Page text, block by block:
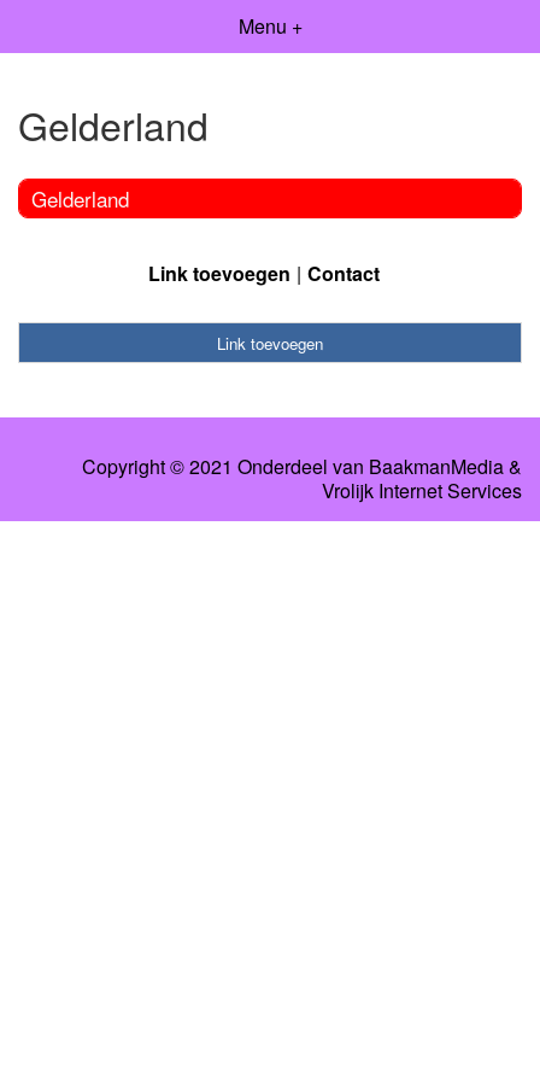
Menu +
Gelderland
Gelderland
Link toevoegen Contact
Link toevoegen
Copyright © 2021 Onderdeel van BaakmanMedia&
Vrolijk Internet Services